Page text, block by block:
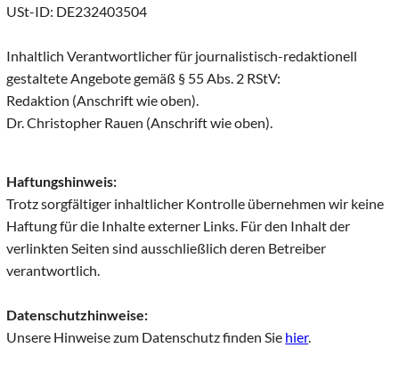
USt-ID: DE232403504
Inhaltlich Verantwortlicher für journalistisch-redaktionell
gestaltete Angebote gemäß § 55 Abs. 2 RStV:
Redaktion (Anschrift wie oben).
Dr. Christopher Rauen (Anschrift wie oben).
Haftungshinweis:
Trotz sorgfältiger inhaltlicher Kontrolle übernehmen wir keine
Haftung für die Inhalte externer Links. Für den Inhalt der
verlinkten Seiten sind ausschließlich deren Betreiber
verantwortlich.
Datenschutzhinweise:
Unsere Hinweise zum Datenschutz finden Sie hier.